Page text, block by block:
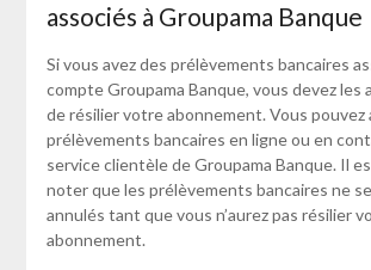
associés à Groupama Banque
Si vous avez des prélèvements bancaires
compte Groupama Banque, vous devez les
de résilier votre abonnement. Vous pouvez
prélèvements bancaires en ligne ou en
service clientèle de Groupama Banque. Il
noter que les prélèvements bancaires ne
annulés tant que vous n’aurez pas résilier
abonnement.